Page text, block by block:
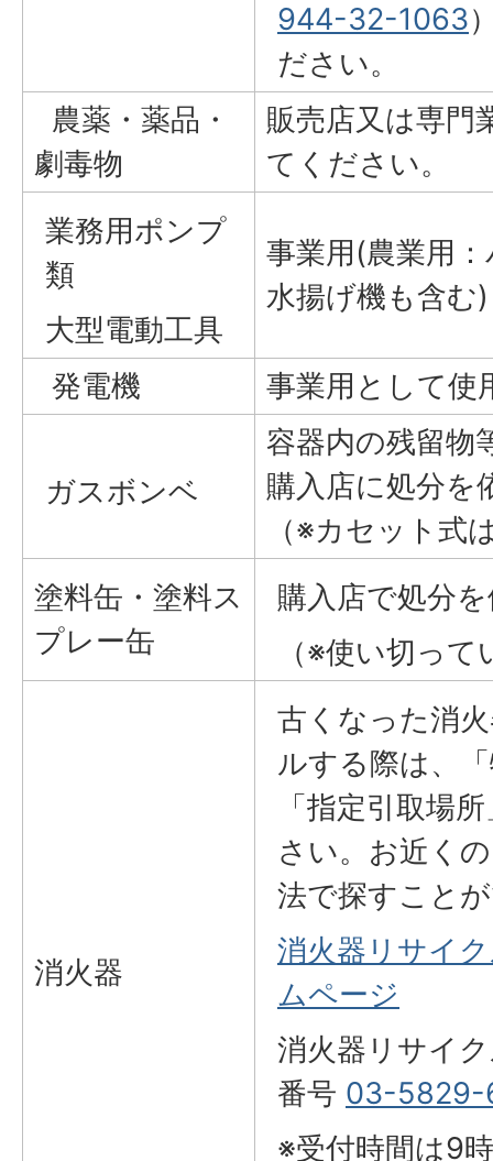
944-32-1063
ださい。
農薬・薬品・
劇毒物
販売店又は専門
てください。
業務用ポンプ
類
大型電動工具
事業用(農業用
水揚げ機も含む)
発電機 事業用として使
ガスボンベ
容器内の残留物
購入店に処分を
（※カセット式
塗料缶・塗料ス
プレー缶
購入店で処分
（※使い切っ
消火器
古くなった消
ルする際は、
「指定引取場
さい。お近く
法で探すこと
消火器リサイ
ムページ
消火器リサイ
番号 03-5829-
※受付時間は9